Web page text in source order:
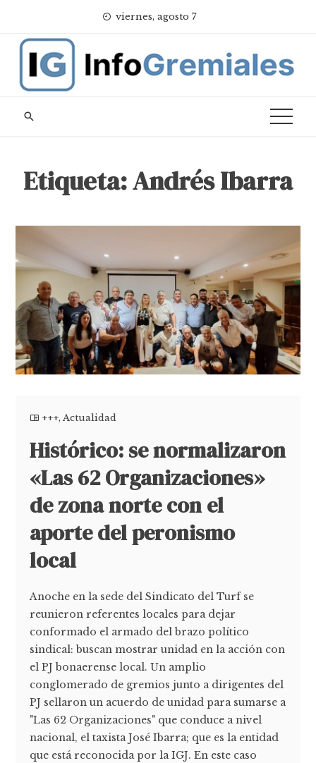
content
viernes, agosto 7
Etiqueta:Andrés Ibarra
+++,Actualidad
Histórico: se normalizaron
«Las 62 Organizaciones»
de zona norte con el
aporte del peronismo
local
Anoche en la sede del Sindicato del Turf se
reunieron referentes locales para dejar
conformado el armado del brazo político
sindical: buscan mostrar unidad en la acción con
el PJ bonaerense local. Un amplio
conglomerado de gremios junto a dirigentes del
PJ sellaron un acuerdo de unidad para sumarse a
"Las 62 Organizaciones" que conduce a nivel
nacional, el taxista José Ibarra; que es la entidad
que está reconocida por la IGJ. En este caso